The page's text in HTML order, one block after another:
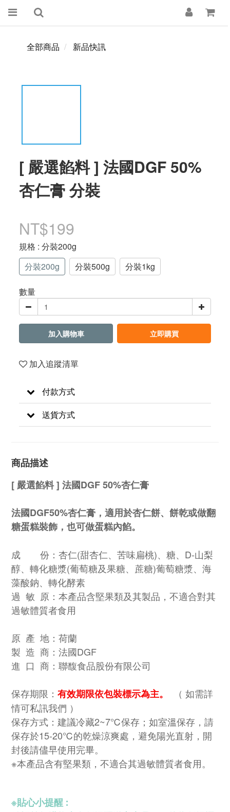
全部商品 新品快訊
[ 嚴選餡料 ] 法國DGF 50%
杏仁膏 分裝
NT$199
規格 : 分裝200g
分裝200g
分裝500g 分裝1kg
數量
加入購物車 立即購買
加入追蹤清單
付款方式
送貨方式
商品描述
[ 嚴選餡料 ] 法國DGF 50%杏仁膏
法國DGF50%杏仁膏，適用於杏仁餅、餅乾或做翻
糖蛋糕裝飾，也可做蛋糕內餡。
成 份：杏仁(甜杏仁、苦味扁桃)、糖、D-山梨
醇、轉化糖漿(葡萄糖及果糖、蔗糖)葡萄糖漿、海
藻酸鈉、轉化酵素
過 敏 原：本產品含堅果類及其製品，不適合對其
過敏體質者食用
原 產 地：荷蘭
製 造 商：法國DGF
進 口 商：聯馥食品股份有限公司
保存期限： 有效期限依包裝標示為主。
（ 如需詳
情可私訊我們 ）
保存方式：建議冷藏2~7℃保存；如室溫保存，請
保存於15-20℃的乾燥涼爽處，避免陽光直射，開
封後請儘早使用完畢。
※本產品含有堅果類，不適合其過敏體質者食用。
※貼心小提醒 :